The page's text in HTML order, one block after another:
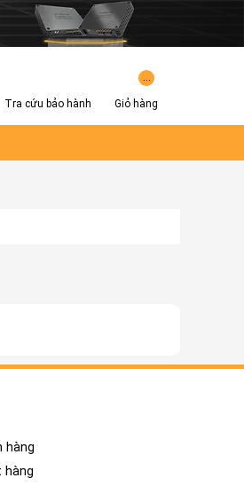
Tra cứu bảo hành Giỏ hàng
hàng
hàng